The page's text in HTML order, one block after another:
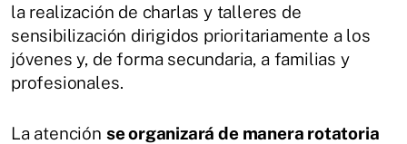
la realización de charlas y talleres de
sensibilización dirigidos prioritariamente a los
jóvenes y, de forma secundaria, a familias y
profesionales.
La atención se organizará de manera rotatoria